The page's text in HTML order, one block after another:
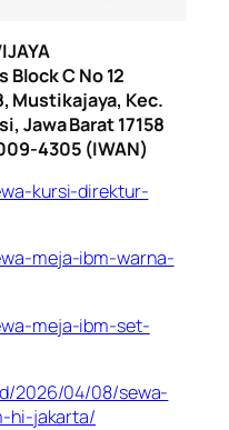
Block C No 12
Mustikajaya, Kec.
Jawa Barat 17158
4305 (IWAN)
kursi-direktur-
meja-ibm-warna-
meja-ibm-set-
2026/04/08/sewa-
hi-jakarta/